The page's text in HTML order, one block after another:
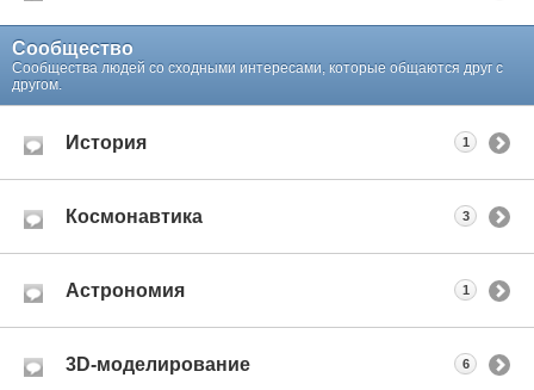
Сообщество
Сообщества людей со сходными интересами, которые общаются друг с
другом.
История 1
Космонавтика 3
Астрономия 1
3D-моделирование 6